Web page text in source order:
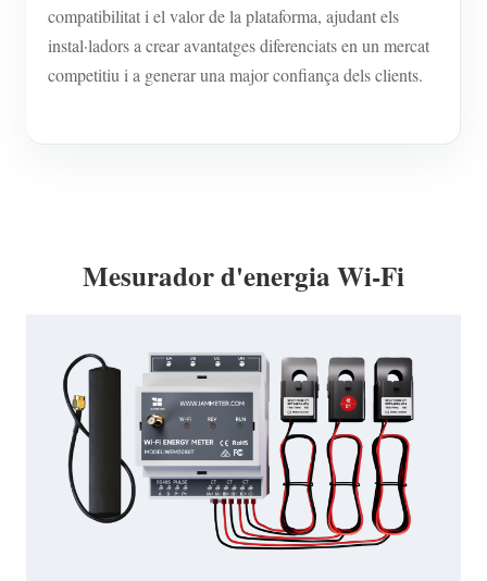
compatibilitat i el valor de la plataforma, ajudant els
instal·ladors a crear avantatges diferenciats en un mercat
competitiu i a generar una major confiança dels clients.
Mesurador d'energia Wi-Fi